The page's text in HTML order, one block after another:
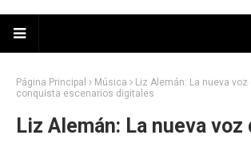
Página Principal Música
Liz Alemán: La nueva
conquista escenarios digitales
Liz Alemán: La nueva voz